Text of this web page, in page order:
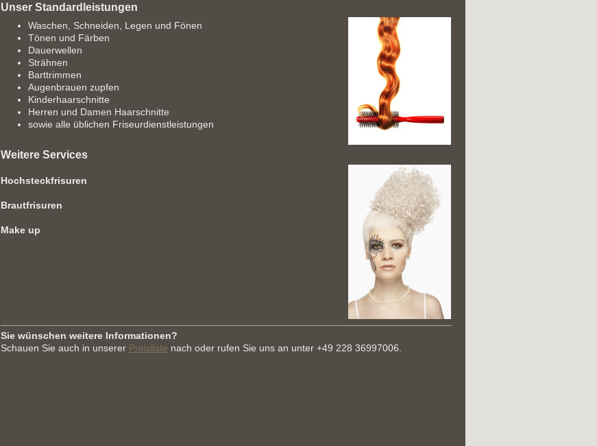
Unser Standardleistungen
Waschen, Schneiden, Legen und Fönen
Tönen und Färben
Dauerwellen
Strähnen
Barttrimmen
Augenbrauen zupfen
Kinderhaarschnitte
Herren und Damen Haarschnitte
sowie alle üblichen Friseurdienstleistungen
Weitere Services
Hochsteckfrisuren
Brautfrisuren
Make up
Sie wünschen weitere Informationen?
Schauen Sie auch in unserer Preisliste nach oder rufen Sie uns an unter +49 228 36997006.